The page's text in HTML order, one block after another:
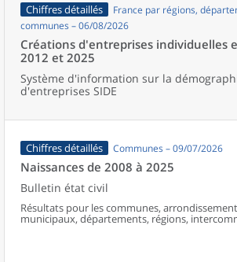
Chiffres détaillés
France par régions,
communes – 06/08/2026
Créations d'entreprises individuelles
2012 et 2025
Système d'information sur la
d'entreprises SIDE
Chiffres détaillés Communes – 09/07/2026
Naissances de 2008 à 2025
Bulletin état civil
Résultats pour les communes,
municipaux, départements, régions,
d’emploi, bassins de vie, unités urbaines et